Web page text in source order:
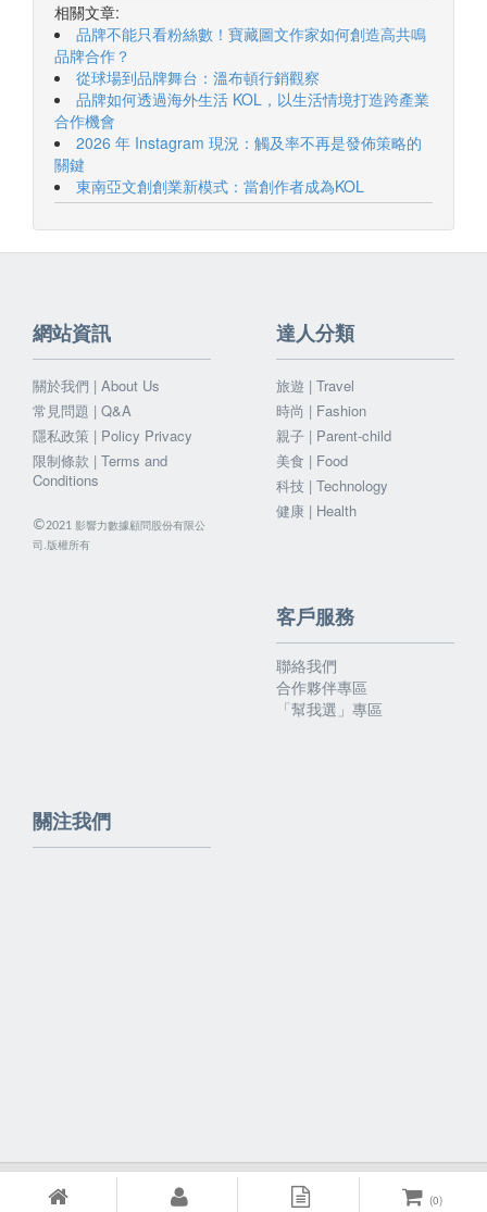
相關文章:
品牌不能只看粉絲數！寶藏圖文作家如何創造高共鳴
品牌合作？
從球場到品牌舞台：溫布頓行銷觀察
品牌如何透過海外生活 KOL，以生活情境打造跨產業
合作機會
2026 年 Instagram 現況：觸及率不再是發佈策略的
關鍵
東南亞文創創業新模式：當創作者成為KOL
網站資訊
關於我們 | About Us
常見問題 | Q&A
隱私政策 | Policy Privacy
限制條款 | Terms and
Conditions
©2021 影響力數據顧問股份有限公
司.版權所有
達人分類
旅遊 | Travel
時尚 | Fashion
親子 | Parent-child
美食 | Food
科技 | Technology
健康 | Health
客戶服務
聯絡我們
合作夥伴專區
「幫我選」專區
關注我們
Powered By (0)